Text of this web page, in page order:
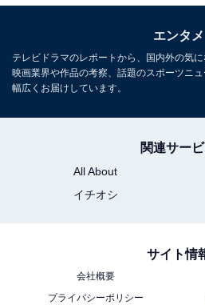
ラマ『キングダム』『今日から
数々の作品にて幅広いキャラク
キャリアを重ねています。
エンタメ
テレビドラマのレポートから、国内外の気
映画業界や作品の考察、話題のスポーツニ
幅広くお届けしています。
関連サー
All About
イチオシ
サイト情
会社概要
プライバシーポリシー